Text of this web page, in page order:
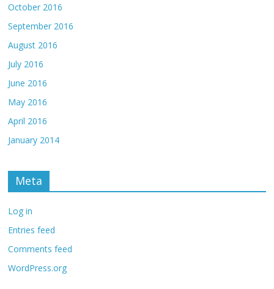
October 2016
September 2016
August 2016
July 2016
June 2016
May 2016
April 2016
January 2014
Meta
Log in
Entries feed
Comments feed
WordPress.org